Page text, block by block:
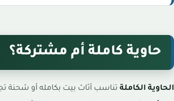
حاوية كاملة أم مشتركة؟
الحاوية الكاملة تناسب أثاث بيت بكامله أو شحنة